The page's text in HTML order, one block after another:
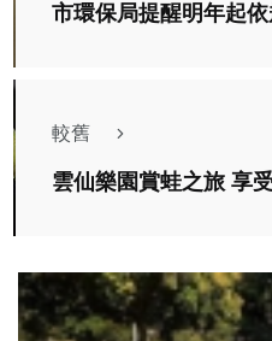
市環保局提醒明年起
較舊
雲仙樂園賞蛙之旅 享